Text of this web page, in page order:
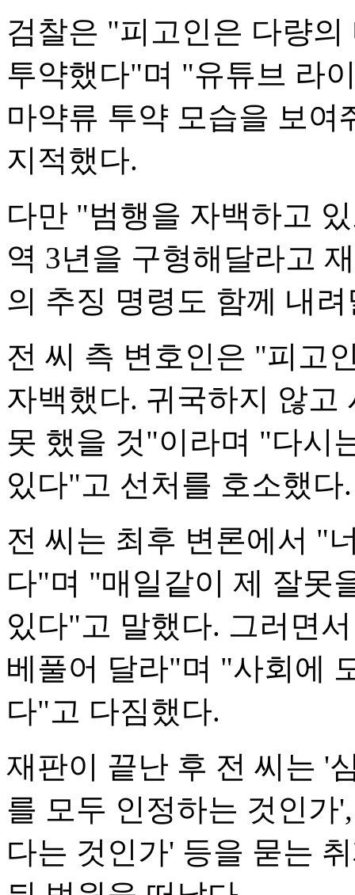
검찰은 "피고인은 다량
투약했다"며 "유튜브 라
마약류 투약 모습을 보
지적했다.
다만 "범행을 자백하고
역 3년을 구형해달라고
의 추징 명령도 함께 내
전 씨 측 변호인은 "피고
자백했다. 귀국하지 않고
못 했을 것"이라며 "다시
있다"고 선처를 호소했다.
전 씨는 최후 변론에서 "
다"며 "매일같이 제 잘못
있다"고 말했다. 그러면
베풀어 달라"며 "사회에
다"고 다짐했다.
재판이 끝난 후 전 씨는 '
를 모두 인정하는 것인가
다는 것인가' 등을 묻는